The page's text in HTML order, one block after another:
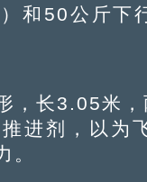
和50公斤下
长3.05米，
进剂，以为
。